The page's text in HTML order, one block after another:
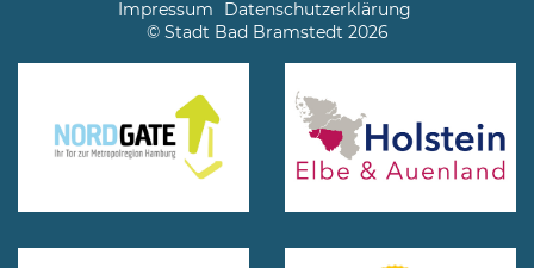
Impressum
Datenschutzerklärung
© Stadt Bad Bramstedt 2026